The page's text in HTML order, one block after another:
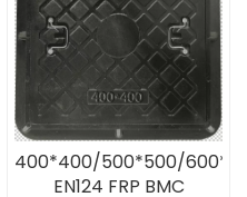
400*400/500*500/
EN124 FRP BMC